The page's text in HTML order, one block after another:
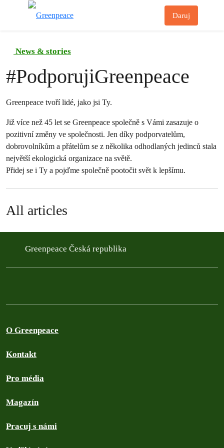
Daruj
News & stories
#PodporujiGreenpeace
Greenpeace tvoří lidé, jako jsi Ty.
Již více než 45 let se Greenpeace společně s Vámi zasazuje o
pozitivní změny ve společnosti. Jen díky podporvatelům,
dobrovolníkům a přátelům se z několika odhodlaných jedinců stala
největší ekologická organizace na světě.
Přidej se i Ty a pojďme společně pootočit svět k lepšímu.
All articles
Greenpeace Česká republika
O Greenpeace
Kontakt
Pro média
Magazín
Pracuj s námi